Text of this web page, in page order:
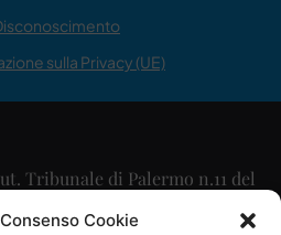
Cookie
sulla Privacy (UE)
Tribunale di Palermo n.11 del
09/2015